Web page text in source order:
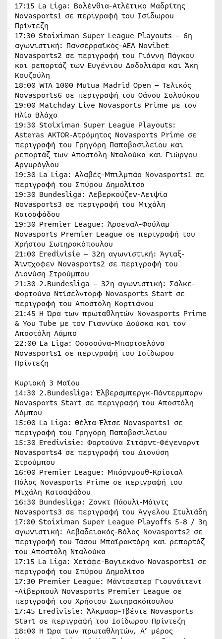
17:15 La Liga: Βαλένθια-Ατλέτικο Μαδρίτης
Novasports1 σε περιγραφή του Ισίδωρου
Πρίντεζη
17:30 Stoiximan Super League Playouts – 6η
αγωνιστική: Πανσερραϊκός-ΑΕΛ Novibet
Novasports2 σε περιγραφή του Γιάννη Πάγκου
και ρεπορτάζ των Ευγένιου Δαδαλιάρα και Άκη
Κουζούλη
18:00 WTA 1000 Mutua Madrid Open – Τελικός
Novasports6 σε περιγραφή του Θάνου Σολούκου
19:00 Matchday Live Novasports Prime με τον
Ηλία Βλάχο
19:30 Stoiximan Super League Playouts:
Asteras AKTOR-Ατρόμητος Novasports Prime σε
περιγραφή του Γρηγόρη Παπαβασιλείου και
ρεπορτάζ των Αποστόλη Νταλούκα και Γιώργου
Αργυρόγλου
19:30 La Liga: Αλαβές-Μπιλμπάο Novasports1 σε
περιγραφή του Σπύρου Δημολίτσα
19:30 Bundesliga: Λεβερκούζεν-Λειψία
Novasports3 σε περιγραφή του Μιχάλη
Κατσαφάδου
19:30 Premier League: Άρσεναλ-Φούλαμ
Novasports Premier League σε περιγραφή του
Χρήστου Σωτηρακόπουλου
21:00 Eredivisie – 32η αγωνιστική: Άγιαξ-
Άιντχοφεν Novasports2 σε περιγραφή του
Διονύση Στρούμπου
21:30 2.Bundesliga – 32η αγωνιστική: Σάλκε-
Φορτούνα Ντίσελντορφ Novasports Start σε
περιγραφή του Αποστόλη Κορτιάνου
21:45 Η Ώρα των πρωταθλητών Novasports Prime
& You Tube με τον Γιαννίκο Δούσκα και τον
Αποστόλη Λάμπο
22:00 La Liga: Οσασούνα-Μπαρτσελόνα
Novasports1 σε περιγραφή του Ισίδωρου
Πρίντεζη
Κυριακή 3 Μαΐου
14:30 2.Bundesliga: Έλβερσμπεργκ-Πάντερμπορν
Novasports Start σε περιγραφή του Αποστόλη
Λάμπου
15:00 La Liga: Θέλτα-Έλτσε Novasports1 σε
περιγραφή του Γρηγόρη Παπαβασιλείου
15:30 Eredivisie: Φορτούνα Σιτάρντ-Φέγενορντ
Novasports4 σε περιγραφή του Διονύση
Στρούμπου
16:00 Premier League: Μπόρνμουθ-Κρίσταλ
Πάλας Novasports Prime σε περιγραφή του
Μιχάλη Κατσαφάδου
16:30 Bundesliga: Ζανκτ Πάουλι-Μάιντς
Novasports3 σε περιγραφή του Άγγελου Στυλιάδη
17:00 Stoiximan Super League Playoffs 5-8 / 3η
αγωνιστική: Λεβαδειακός-Βόλος Novasports2 σε
περιγραφή του Τάσου Μπαϊρακτάρη και ρεπορτάζ
του Αποστόλη Νταλούκα
17:15 La Liga: Χετάφε-Βαγιεκάνο Novasports1 σε
περιγραφή του Σπύρου Δημολίτσα
17:30 Premier League: Μάντσεστερ Γιουνάιτεντ
-Λίβερπουλ Novasports Premier League σε
περιγραφή του Χρήστου Σωτηρακόπουλου
17:45 Eredivisie: Άλκμααρ-Τβέντε Novasports
Start σε περιγραφή του Ισίδωρου Πρίντεζη
18:00 Η Ώρα των πρωταθλητών, Α’ μέρος